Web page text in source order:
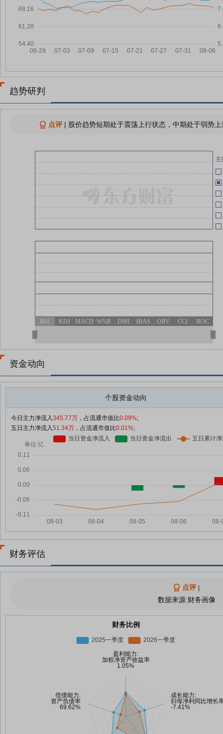
增持公司0.24%—0.48%股份
05-27
浙农股份：实际控制人一致行动人
0.48%股份
05-27
05-26
浙农股份：关于实际控制人的一致
05-26
05-07
趋势研判
点评| 股价趋势短期处于震荡上行状态，中期处于弱势
主
RSI KDJ MACD W%R DMI BIAS OBV CCI ROC
资金动向
个股资金动向
今日主力净流入345.77万 ，占流通市值比0.09%;
五日主力净流入51.34万 ，占流通市值比0.01%;
财务评估
点评
数据来源:财务画像
财务比例